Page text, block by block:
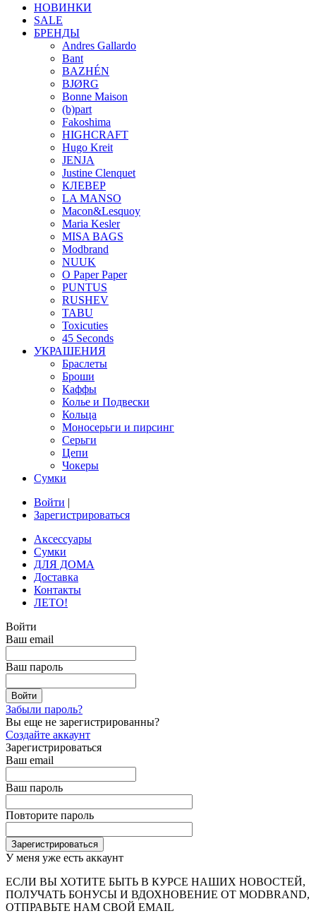
НОВИНКИ
SALE
БРЕНДЫ
Andres Gallardo
Bant
BAZHÉN
BJØRG
Bonne Maison
(b)part
Fakoshima
HIGHCRAFT
Hugo Kreit
JENJA
Justine Clenquet
КЛЕВЕР
LA MANSO
Macon&Lesquoy
Maria Kesler
MISA BAGS
Modbrand
NUUK
O Paper Paper
PUNTUS
RUSHEV
TABU
Toxicuties
45 Seconds
УКРАШЕНИЯ
Браслеты
Броши
Каффы
Колье и Подвески
Кольца
Моносерьги и пирсинг
Серьги
Цепи
Чокеры
Сумки
Войти |
Зарегистрироваться
Аксессуары
Сумки
ДЛЯ ДОМА
Доставка
Контакты
ЛЕТО!
Войти
Ваш email
Ваш пароль
Забыли пароль?
Вы еще не зарегистрированны?
Создайте аккаунт
Зарегистрироваться
Ваш email
Ваш пароль
Повторите пароль
У меня уже есть аккаунт
ЕСЛИ ВЫ ХОТИТЕ БЫТЬ В КУРСЕ НАШИХ НОВОСТЕЙ,
ПОЛУЧАТЬ БОНУСЫ И ВДОХНОВЕНИЕ ОТ MODBRAND,
ОТПРАВЬТЕ НАМ СВОЙ EMAIL